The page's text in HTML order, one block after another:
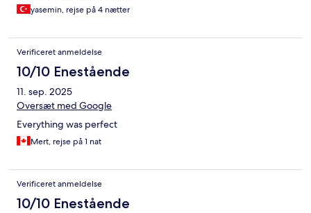
yasemin, rejse på 4 nætter
Verificeret anmeldelse
10/10 Enestående
11. sep. 2025
Oversæt med Google
Everything was perfect
Mert, rejse på 1 nat
Verificeret anmeldelse
10/10 Enestående